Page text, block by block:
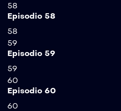
58
Episodio 58
58
59
Episodio 59
59
60
Episodio 60
60